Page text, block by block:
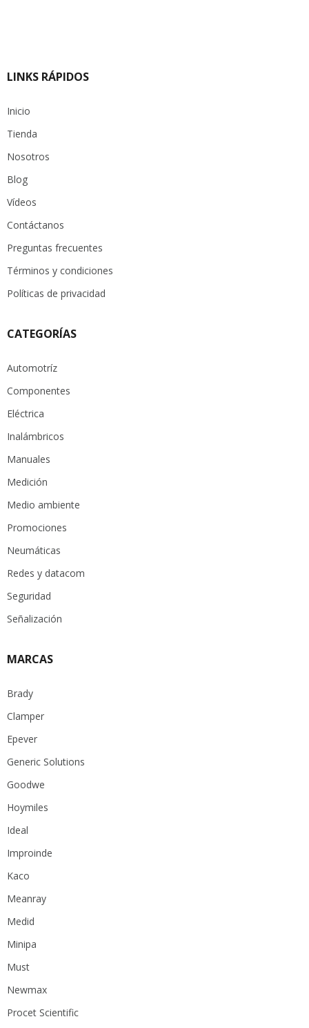
LINKS RÁPIDOS
Inicio
Tienda
Nosotros
Blog
Vídeos
Contáctanos
Preguntas frecuentes
Términos y condiciones
Políticas de privacidad
CATEGORÍAS
Automotríz
Componentes
Eléctrica
Inalámbricos
Manuales
Medición
Medio ambiente
Promociones
Neumáticas
Redes y datacom
Seguridad
Señalización
MARCAS
Brady
Clamper
Epever
Generic Solutions
Goodwe
Hoymiles
Ideal
Improinde
Kaco
Meanray
Medid
Minipa
Must
Newmax
Procet Scientific